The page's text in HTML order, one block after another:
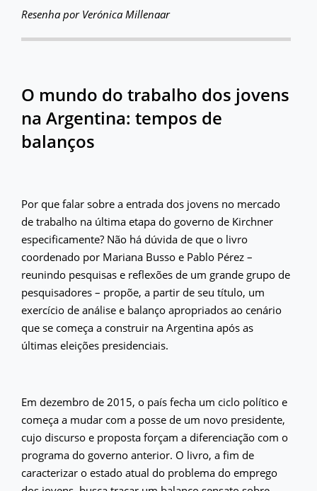
Resenha por Verónica Millenaar
O mundo do trabalho dos jovens
na Argentina: tempos de
balanços
Por que falar sobre a entrada dos jovens no mercado
de trabalho na última etapa do governo de Kirchner
especificamente? Não há dúvida de que o livro
coordenado por Mariana Busso e Pablo Pérez –
reunindo pesquisas e reflexões de um grande grupo de
pesquisadores – propõe, a partir de seu título, um
exercício de análise e balanço apropriados ao cenário
que se começa a construir na Argentina após as
últimas eleições presidenciais.
Em dezembro de 2015, o país fecha um ciclo político e
começa a mudar com a posse de um novo presidente,
cujo discurso e proposta forçam a diferenciação com o
programa do governo anterior. O livro, a fim de
caracterizar o estado atual do problema do emprego